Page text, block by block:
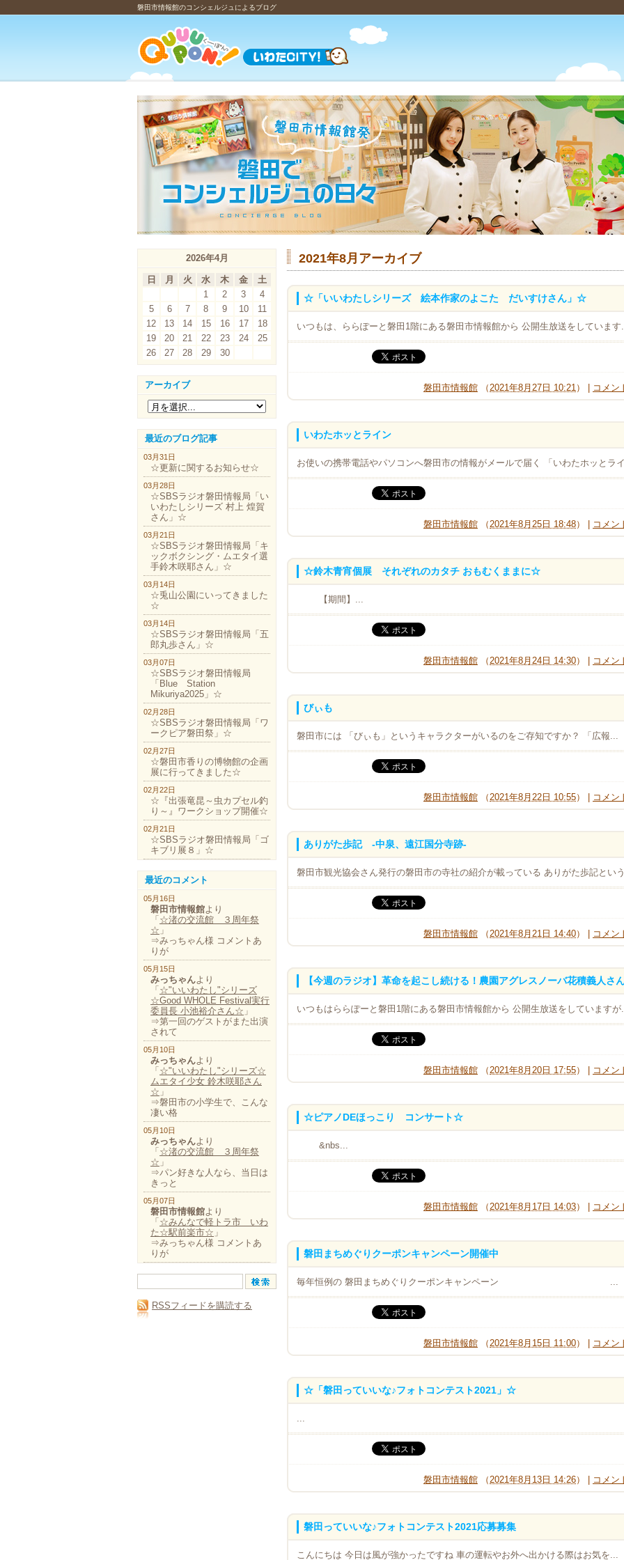
磐田市情報館のコンシェルジュによるブログ
2021年8月アーカイブ
☆「いいわたしシリーズ 絵本作家のよこた だいすけさん」☆
いつもは、ららぽーと磐田1階にある磐田市情報館から 公開生放送をしています
磐田市情報館 （2021年8月27日 10:21） | コメン
いわたホッとライン
お使いの携帯電話やパソコンへ磐田市の情報がメールで届く 「いわたホッとラ
磐田市情報館 （2021年8月25日 18:48） | コメン
☆鈴木青宵個展 それぞれのカタチ おもむくままに☆
【期間】...
磐田市情報館 （2021年8月24日 14:30） | コメン
びぃも
磐田市には 「びぃも」というキャラクターがいるのをご存知ですか？ 「広報...
磐田市情報館 （2021年8月22日 10:55） | コメン
ありがた歩記 -中泉、遠江国分寺跡-
磐田市観光協会さん発行の磐田市の寺社の紹介が載っている ありがた歩記とい
磐田市情報館 （2021年8月21日 14:40） | コメン
【今週のラジオ】革命を起こし続ける！農園アグレスノーバ花積義人さ
いつもはららぽーと磐田1階にある磐田市情報館から 公開生放送をしていますが
磐田市情報館 （2021年8月20日 17:55） | コメン
☆ピアノDEほっこり コンサート☆
&nbs...
磐田市情報館 （2021年8月17日 14:03） | コメン
磐田まちめぐりクーポンキャンペーン開催中
毎年恒例の 磐田まちめぐりクーポンキャンペーン ...
磐田市情報館 （2021年8月15日 11:00） | コメン
☆「磐田っていいな♪フォトコンテスト2021」☆
...
磐田市情報館 （2021年8月13日 14:26） | コメン
磐田っていいな♪フォトコンテスト2021応募募集
こんにちは 今日は風が強かったですね 車の運転やお外へ出かける際はお気を...
2026年4月
日 月 火 水 木 金
土
1
2 3
4
5
6 7 8 9 10
11
12
13 14 15 16 17
18
19
20 21 22 23 24
25
26
27 28 29 30
アーカイブ
最近のブログ記事
03月31日
☆更新に関するお知らせ☆
03月28日
☆SBSラジオ磐田情報局「い
いわたしシリーズ 村上 煌賀
さん」☆
03月21日
☆SBSラジオ磐田情報局「キ
ックボクシング・ムエタイ選
手鈴木咲耶さん」☆
03月14日
☆兎山公園にいってきました
☆
03月14日
☆SBSラジオ磐田情報局「五
郎丸歩さん」☆
03月07日
☆SBSラジオ磐田情報局
「Blue Station
Mikuriya2025」☆
02月28日
☆SBSラジオ磐田情報局「ワ
ークピア磐田祭」☆
02月27日
☆磐田市香りの博物館の企画
展に行ってきました☆
02月22日
☆『出張竜昆～虫カプセル釣
り～』ワークショップ開催☆
02月21日
☆SBSラジオ磐田情報局「ゴ
キブリ展８」☆
最近のコメント
05月16日
磐田市情報館より
「 ☆渚の交流館 ３周年祭
☆ 」
⇒みっちゃん様 コメントあ
りが
05月15日
みっちゃんより
「 ☆"いいわたし"シリーズ
☆Good WHOLE Festival実行
委員長 小池裕介さん☆ 」
⇒第一回のゲストがまた出演
されて
05月10日
みっちゃんより
「 ☆"いいわたし"シリーズ☆
ムエタイ少女 鈴木咲耶さん
☆ 」
⇒磐田市の小学生で、こんな
凄い格
05月10日
みっちゃんより
「 ☆渚の交流館 ３周年祭
☆ 」
⇒パン好きな人なら、当日は
きっと
05月07日
磐田市情報館より
「 ☆みんなで軽トラ市 いわ
た☆駅前楽市☆ 」
⇒みっちゃん様 コメントあ
りが
RSSフィードを購読する